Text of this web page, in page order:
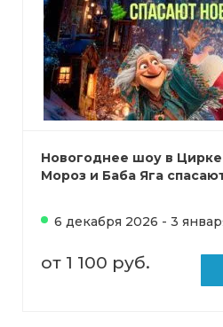
Новогоднее шоу в
Мороз и Баба Яга
6 декабря 2026 - 3
от 1 100 руб.